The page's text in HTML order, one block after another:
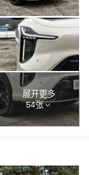
展开更多
54张